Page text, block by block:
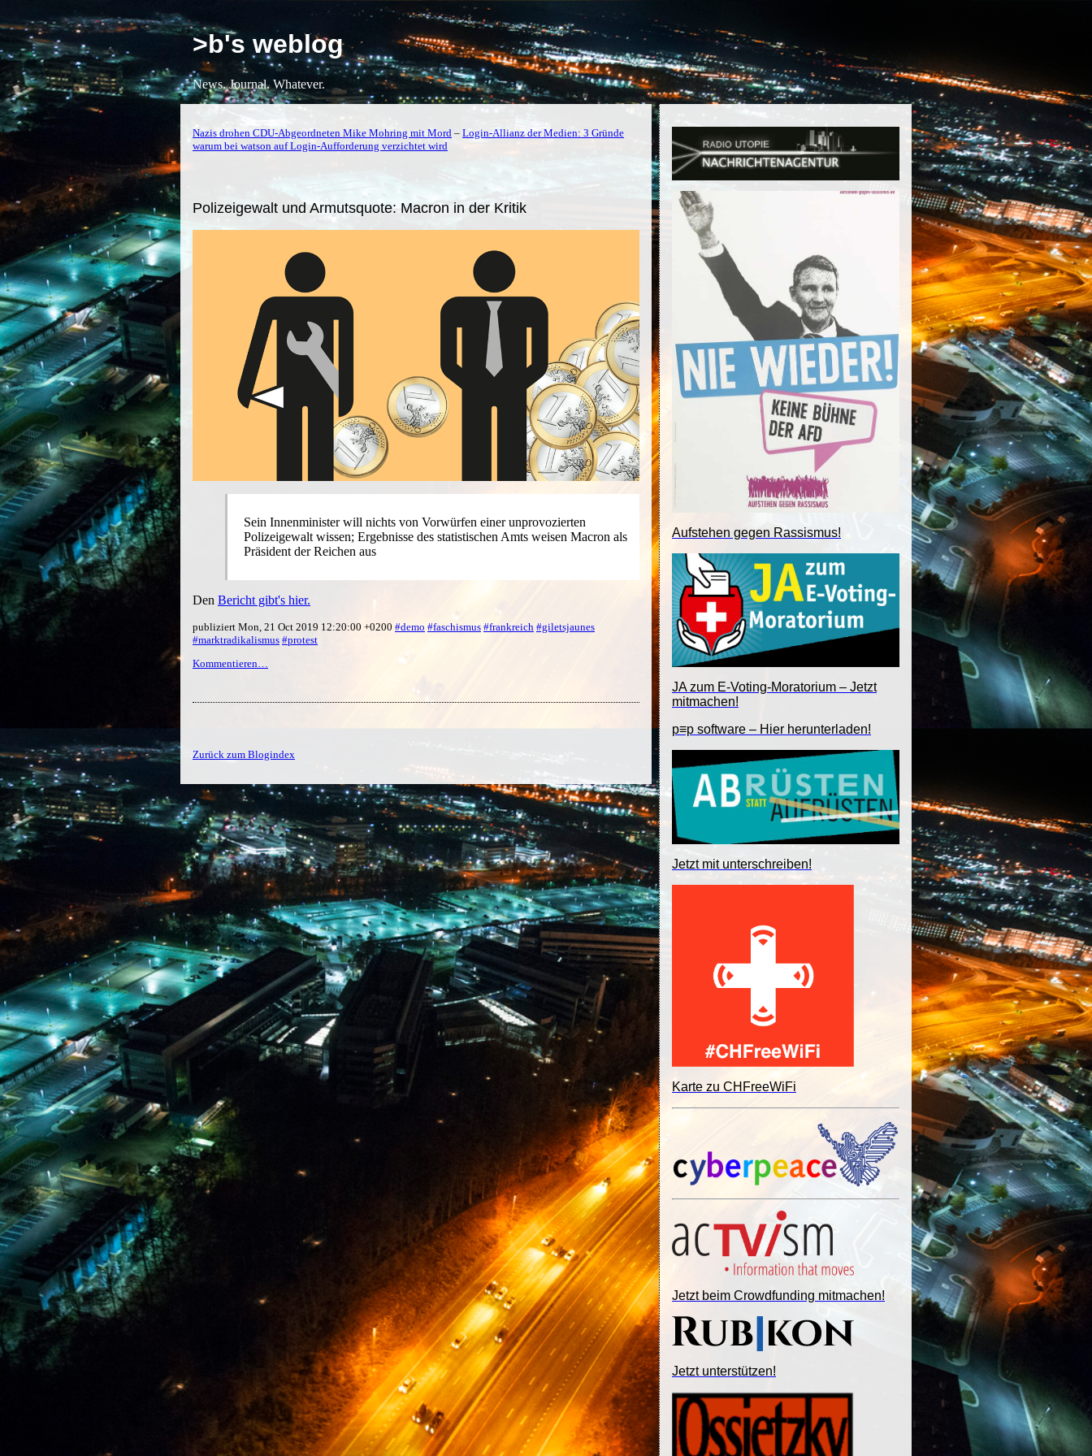
>b's weblog
News. Journal. Whatever.
Aufstehen gegen Rassismus!
JA zum E-Voting-Moratorium – Jetzt
mitmachen!
p≡p software – Hier herunterladen!
Jetzt mit unterschreiben!
Karte zu CHFreeWiFi
Jetzt beim Crowdfunding mitmachen!
Jetzt unterstützen!
Nazis drohen CDU-Abgeordneten Mike Mohring mit Mord – Login-Allianz der Medien: 3 Gründe
warum bei watson auf Login-Aufforderung verzichtet wird
Polizeigewalt und Armutsquote: Macron in der Kritik
Sein Innenminister will nichts von Vorwürfen einer unprovozierten
Polizeigewalt wissen; Ergebnisse des statistischen Amts weisen Macron als
Präsident der Reichen aus
Den Bericht gibt's hier.
publiziert Mon, 21 Oct 2019 12:20:00 +0200 #demo #faschismus #frankreich #giletsjaunes
#marktradikalismus #protest
Kommentieren…
Zurück zum Blogindex